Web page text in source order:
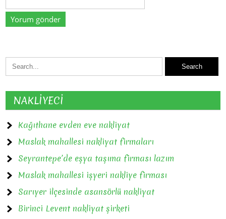
NAKLİYECİ
Kağıthane evden eve nakliyat
Maslak mahallesi nakliyat firmaları
Seyrantepe’de eşya taşıma firması lazım
Maslak mahallesi işyeri nakliye firması
Sarıyer ilçesinde asansörlü nakliyat
Birinci Levent nakliyat şirketi